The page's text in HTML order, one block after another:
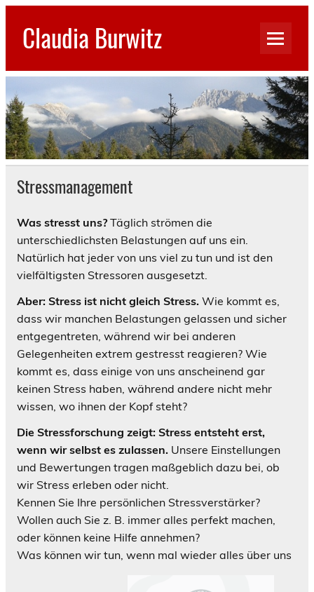
Skip
contentClaudia Burwitz
Stressmanagement
Was stresst uns?Täglich strömen die
unterschiedlichsten Belastungen auf uns ein.
Natürlich hat jeder von uns viel zu tun und ist den
vielfältigsten Stressoren ausgesetzt.
Aber: Stress ist nicht gleich Stress. Wie kommt es,
dass wir manchen Belastungen gelassen und sicher
entgegentreten, während wir bei anderen
Gelegenheiten extrem gestresst reagieren? Wie
kommt es, dass einige von uns anscheinend gar
keinen Stress haben, während andere nicht mehr
wissen, wo ihnen der Kopf steht?
Die Stressforschung zeigt: Stress entsteht erst,
wenn wir selbst es zulassen. Unsere Einstellungen
und Bewertungen tragen maßgeblich dazu bei, ob
wir Stress erleben oder nicht.
Kennen Sie Ihre persönlichen Stressverstärker?
Wollen auch Sie z. B. immer alles perfekt machen,
oder können keine Hilfe annehmen?
Was können wir tun, wenn mal wieder alles über uns